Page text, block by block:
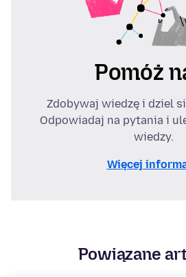
Pomóż
Zdobywaj wiedzę i dziel
Odpowiadaj na pytania i
wiedzy.
Więcej
Powiązane